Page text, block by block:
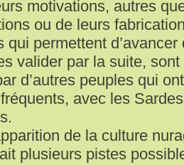
motivations, autres
ou de leurs
qui permettent
valider par la suite,
d’autres peuples qui
avec les
de la culture
plusieurs pistes